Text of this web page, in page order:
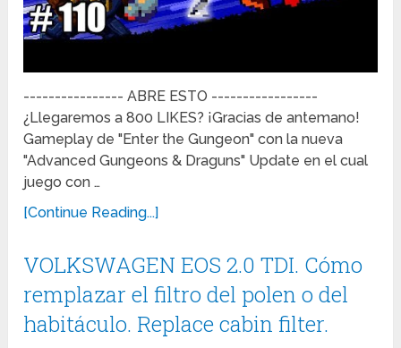
---------------- ABRE ESTO -----------------
¿Llegaremos a 800 LIKES? ¡Gracias de antemano!
Gameplay de "Enter the Gungeon" con la nueva
"Advanced Gungeons & Draguns" Update en el cual
juego con …
[Continue Reading...]
VOLKSWAGEN EOS 2.0 TDI. Cómo
remplazar el filtro del polen o del
habitáculo. Replace cabin filter.